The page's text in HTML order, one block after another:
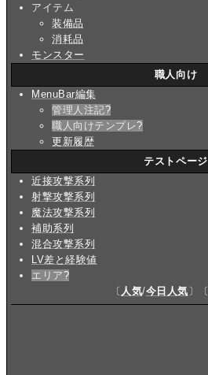
アイテム
装備品
消耗品
モンスター
職人向け
MenuBar編集
管理人注記?
職人向けテンプレ?
更新履歴
テストページ
近接攻撃系列
射撃攻撃系列
魔法攻撃系列
補助系列
混合攻撃系列
LV差と経験値
エリア?
〔 人気/今日人気 〕〔